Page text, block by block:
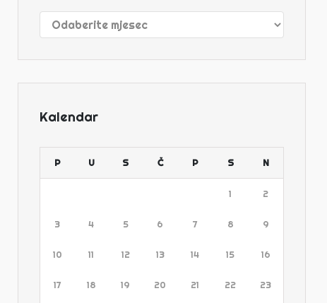
Kalendar
P U S Č P S N
1 2
3 4 5 6 7 8 9
10 11 12 13 14 15 16
17 18 19 20 21 22 23